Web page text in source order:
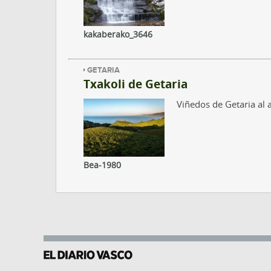
kakaberako_3646
GETARIA
Txakoli de Getaria
Viñedos de Getaria al
Bea-1980